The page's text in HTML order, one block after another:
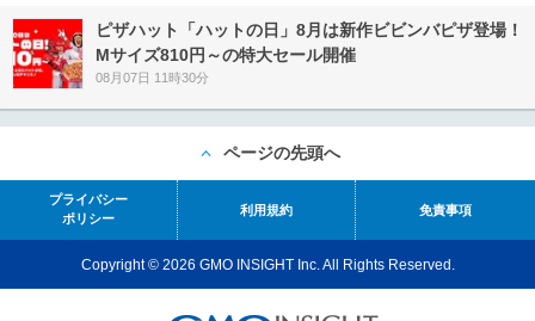
ピザハット「ハットの日」8月は新作ビビンバピザ登場！
Mサイズ810円～の特大セール開催
08月07日 11時30分
ページの先頭へ
プライバシー
ポリシー
利用規約 免責事項
Copyright © 2026 GMO INSIGHT Inc. All Rights Reserved.